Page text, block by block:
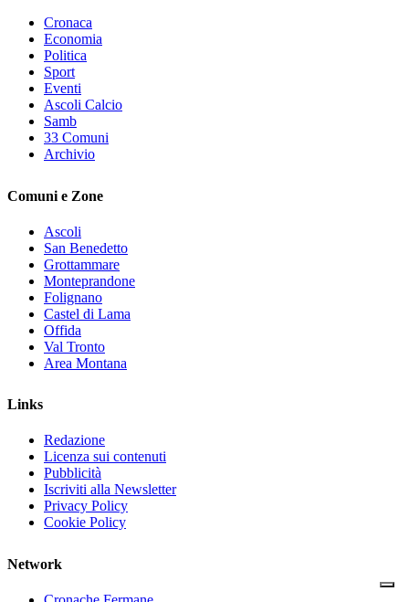
Cronaca
Economia
Politica
Sport
Eventi
Ascoli Calcio
Samb
33 Comuni
Archivio
Comuni e Zone
Ascoli
San Benedetto
Grottammare
Monteprandone
Folignano
Castel di Lama
Offida
Val Tronto
Area Montana
Links
Redazione
Licenza sui contenuti
Pubblicità
Iscriviti alla Newsletter
Privacy Policy
Cookie Policy
Network